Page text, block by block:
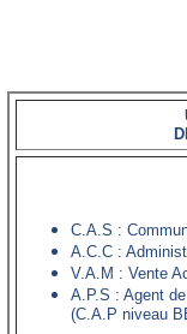
C.A.S :
A.C.C :
V.A.M : Vente
A.P.S : Agent
(C.A.P niveau